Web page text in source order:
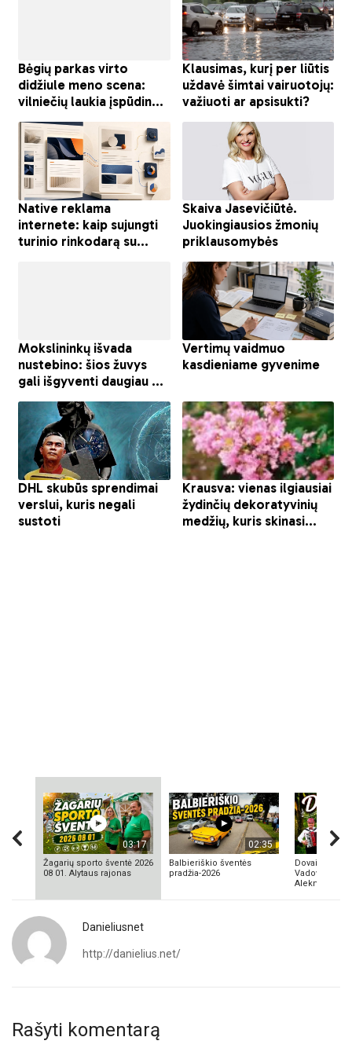
03:17
Žagarių sporto šventė 2026
08 01. Alytaus rajonas
02:35
Balbieriškio šventės
pradžia-2026
Dovainonių
Vadovas
Aleknavičius
Danieliusnet
http://danielius.net/
Rašyti komentarą